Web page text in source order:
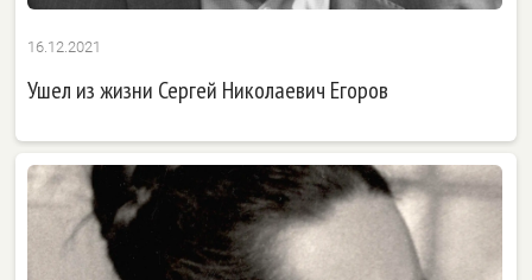
16.12.2021
Ушел из жизни Сергей Николаевич Егоров